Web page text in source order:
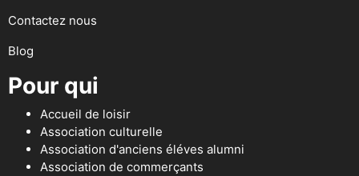
Contactez nous
Blog
Pour qui
Accueil de loisir
Association culturelle
Association d'anciens éléves alumni
Association de commerçants